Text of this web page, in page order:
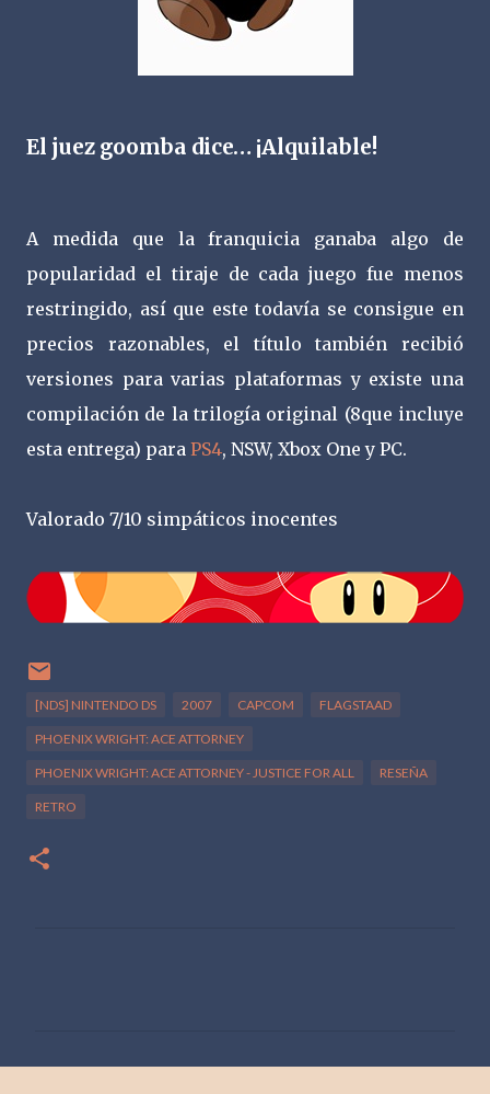
El juez goomba dice… ¡Alquilable!
A medida que la franquicia ganaba algo de
popularidad el tiraje de cada juego fue menos
restringido, así que este todavía se consigue en
precios razonables, el título también recibió
versiones para varias plataformas y existe una
compilación de la trilogía original (8que incluye
esta entrega) para PS4, NSW, Xbox One y PC.
Valorado 7/10 simpáticos inocentes
[NDS] NINTENDO DS 2007 CAPCOM FLAGSTAAD
PHOENIX WRIGHT: ACE ATTORNEY
PHOENIX WRIGHT: ACE ATTORNEY - JUSTICE FOR ALL RESEÑA
RETRO